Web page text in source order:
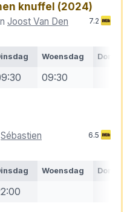
knuffel (2024)
Joost Van Den
7.2
Woensdag
09:30
Sébastien
6.5
Woensdag